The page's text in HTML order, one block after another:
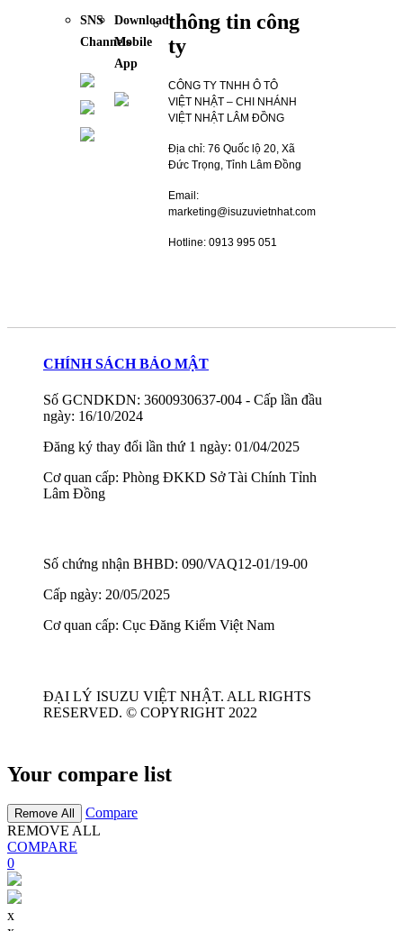
SNS
Channels
Download
Mobile
App
thông tin công
ty
CÔNG TY TNHH Ô TÔ
VIỆT NHẬT – CHI NHÁNH
VIỆT NHẬT LÂM ĐỒNG
Địa chỉ: 76 Quốc lộ 20, Xã
Đức Trọng, Tỉnh Lâm Đồng
Email:
marketing@isuzuvietnhat.com
Hotline: 0913 995 051
CHÍNH SÁCH BẢO MẬT
Số GCNDKDN: 3600930637-004 - Cấp lần đầu
ngày: 16/10/2024
Đăng ký thay đổi lần thứ 1 ngày: 01/04/2025
Cơ quan cấp: Phòng ĐKKD Sở Tài Chính Tỉnh
Lâm Đồng
Số chứng nhận BHBD: 090/VAQ12-01/19-00
Cấp ngày: 20/05/2025
Cơ quan cấp: Cục Đăng Kiểm Việt Nam
ĐẠI LÝ ISUZU VIỆT NHẬT. ALL RIGHTS
RESERVED. © COPYRIGHT 2022
Your compare list
Remove All
Compare
REMOVE ALL
COMPARE
0
x